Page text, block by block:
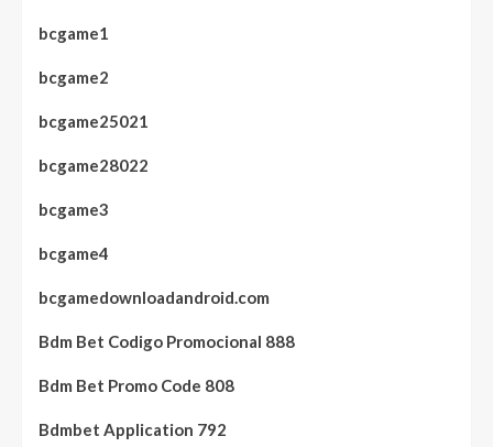
bcgame1
bcgame2
bcgame25021
bcgame28022
bcgame3
bcgame4
bcgamedownloadandroid.com
Bdm Bet Codigo Promocional 888
Bdm Bet Promo Code 808
Bdmbet Application 792